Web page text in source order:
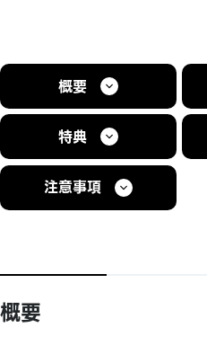
概要
特典
注意事項
概要